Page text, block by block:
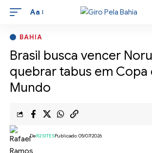
Aa
BAHIA
Brasil busca vencer
quebrar tabus em Copa
Mundo
DeR2SITESPublicado: 05/07/2026